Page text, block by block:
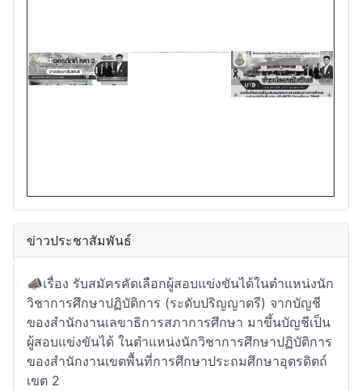
ข่าวประชาสัมพันธ์
📣เรื่อง รับสมัครคัดเลือกผู้สอบแข่งขันได้ในตำแหน่งนัก
วิชาการศึกษาปฏิบัติการ (ระดับปริญญาตรี) จากบัญชี
ของสำนักงานเลขาธิการสภาการศึกษา มาขึ้นบัญชีเป็น
ผู้สอบแข่งขันได้ ในตำแหน่งนักวิชาการศึกษาปฏิบัติการ
ของสำนักงานเขตพื้นที่การศึกษาประถมศึกษาอุตรดิตถ์
เขต 2